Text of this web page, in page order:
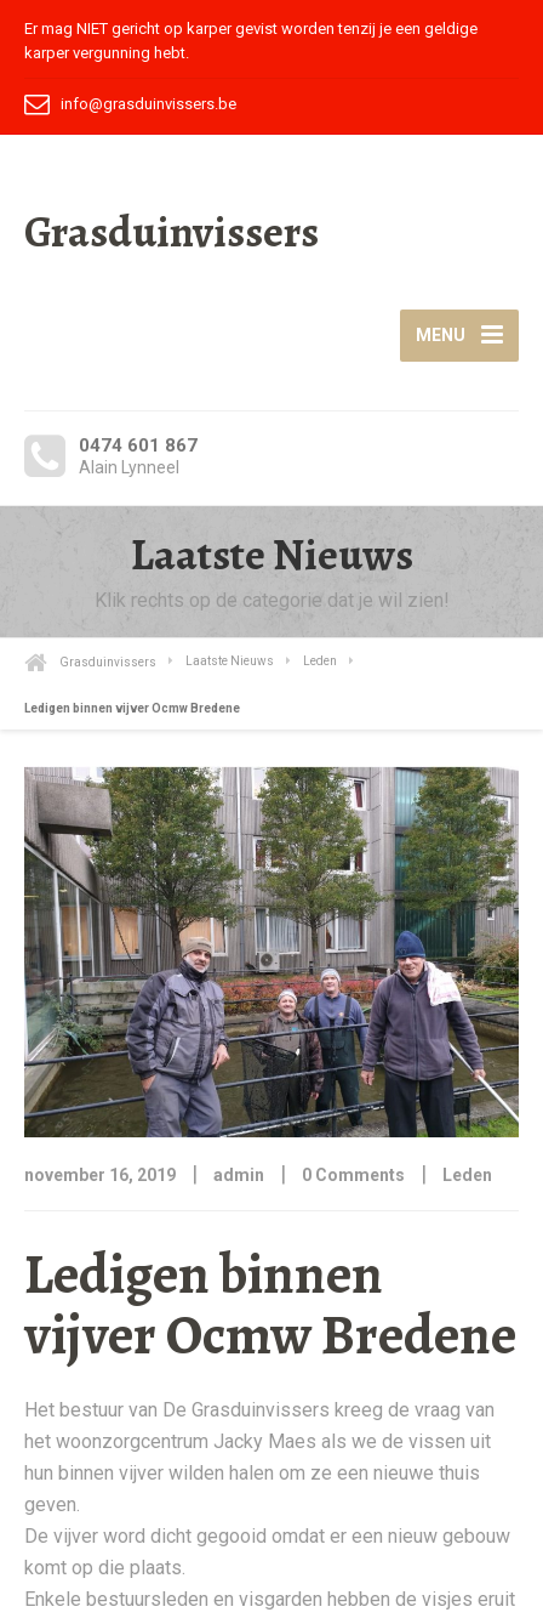
Er mag NIET gericht op karper gevist worden tenzij je een geldige
karper vergunning hebt.
info@grasduinvissers.be
0474 601 867
Alain Lynneel
Grasduinvissers
MENU
Laatste Nieuws
Klik rechts op de categorie dat je wil zien!
Grasduinvissers Laatste Nieuws Leden
Ledigen binnen vijver Ocmw Bredene
november 16, 2019 | admin | 0 Comments | Leden
Ledigen binnen
vijver Ocmw Bredene
Het bestuur van De Grasduinvissers kreeg de vraag van
het woonzorgcentrum Jacky Maes als we de vissen uit
hun binnen vijver wilden halen om ze een nieuwe thuis
geven.
De vijver word dicht gegooid omdat er een nieuw gebouw
komt op die plaats.
Enkele bestuursleden en visgarden hebben de visjes eruit